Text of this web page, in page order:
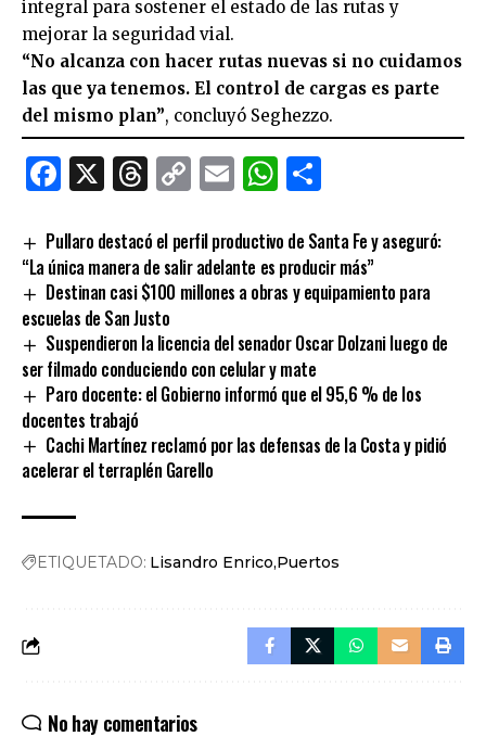
integral para sostener el estado de las rutas y
mejorar la seguridad vial.
“No alcanza con hacer rutas nuevas si no cuidamos
las que ya tenemos. El control de cargas es parte
del mismo plan”, concluyó Seghezzo.
Facebook
X Threads
CopyEmailWhatsApp
Pullaro destacó el perfil productivo de Santa Fe y aseguró:
“La única manera de salir adelante es producir más”
Destinan casi $100 millones a obras y equipamiento para
escuelas de San Justo
Suspendieron la licencia del senador Oscar Dolzani luego de
ser filmado conduciendo con celular y mate
Paro docente: el Gobierno informó que el 95,6 % de los
docentes trabajó
Cachi Martínez reclamó por las defensas de la Costa y pidió
acelerar el terraplén Garello
ETIQUETADO: Lisandro Enrico Puertos
No hay comentarios